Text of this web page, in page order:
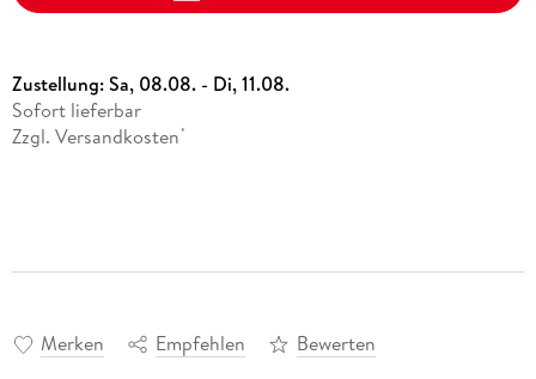
Zustellung:Sa, 08.08. - Di, 11.08.
Sofort lieferbar
Zzgl. Versandkosten *
Merken Empfehlen Bewerten